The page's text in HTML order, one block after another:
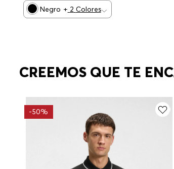
Negro + 2 Colores
CREEMOS QUE TE
-50%